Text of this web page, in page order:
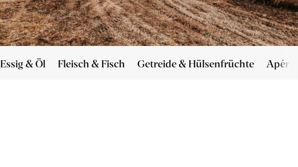
Essig & Öl Fleisch & Fisch Getreide & Hülsenfrüchte Apéro